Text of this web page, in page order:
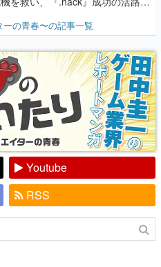
ンプ』色だった【若ゲのいた
の青春〜の記事一覧
Youtube
RSS